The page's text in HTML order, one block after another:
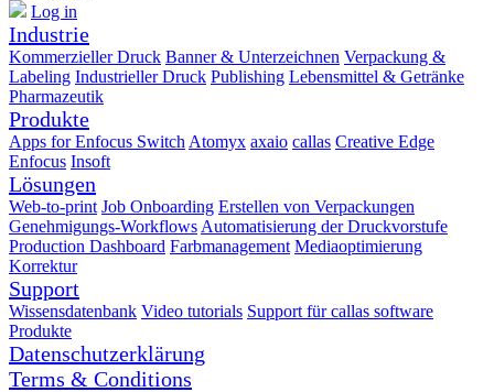
Log in
Industrie
Kommerzieller Druck Banner & Unterzeichnen Verpackung &
Labeling Industrieller Druck Publishing Lebensmittel & Getränke
Pharmazeutik
Produkte
Apps for Enfocus Switch Atomyx axaio callas Creative Edge
Enfocus Insoft
Lösungen
Web-to-print Job Onboarding Erstellen von Verpackungen
Genehmigungs-Workflows Automatisierung der Druckvorstufe
Production Dashboard Farbmanagement Mediaoptimierung
Korrektur
Support
Wissensdatenbank Video tutorials Support für callas software
Produkte
Datenschutzerklärung
Terms & Conditions